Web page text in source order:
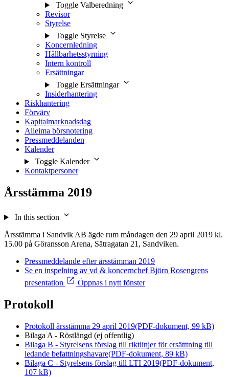
Toggle Valberedning
Revisor
Styrelse
Toggle Styrelse
Koncernledning
Hållbarhetsstyrning
Intern kontroll
Ersättningar
Toggle Ersättningar
Insiderhantering
Riskhantering
Förvärv
Kapitalmarknadsdag
Alleima börsnotering
Pressmeddelanden
Kalender
Toggle Kalender
Kontaktpersoner
Årsstämma 2019
In this section
Årsstämma i Sandvik AB ägde rum måndagen den 29 april 2019 kl.
15.00 på Göransson Arena, Sätragatan 21, Sandviken.
Pressmeddelande efter årsstämman 2019
Se en inspelning av vd & koncernchef Björn Rosengrens
presentation
Öppnas i nytt fönster
Protokoll
Protokoll årsstämma 29 april 2019(PDF-dokument, 99 kB)
Bilaga A - Röstlängd (ej offentlig)
Bilaga B - Styrelsens förslag till riktlinjer för ersätttning till
ledande befattningshavare(PDF-dokument, 89 kB)
Bilaga C - Styrelsens förslag till LTI 2019(PDF-dokument,
107 kB)